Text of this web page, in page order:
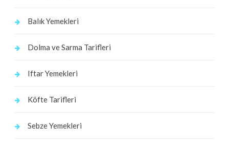
Balık Yemekleri
Dolma ve Sarma Tarifleri
Iftar Yemekleri
Köfte Tarifleri
Sebze Yemekleri